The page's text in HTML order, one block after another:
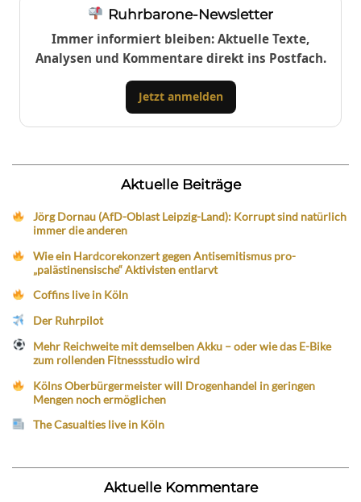
Ruhrbarone-Newsletter
Immer informiert bleiben: Aktuelle Texte,
Analysen und Kommentare direkt ins Postfach.
Jetzt anmelden
Aktuelle Beiträge
Jörg Dornau (AfD-Oblast Leipzig-Land): Korrupt sind natürlich
immer die anderen
Wie ein Hardcorekonzert gegen Antisemitismus pro-
„palästinensische“ Aktivisten entlarvt
Coffins live in Köln
Der Ruhrpilot
Mehr Reichweite mit demselben Akku – oder wie das E-Bike
zum rollenden Fitnessstudio wird
Kölns Oberbürgermeister will Drogenhandel in geringen
Mengen noch ermöglichen
The Casualties live in Köln
Aktuelle Kommentare